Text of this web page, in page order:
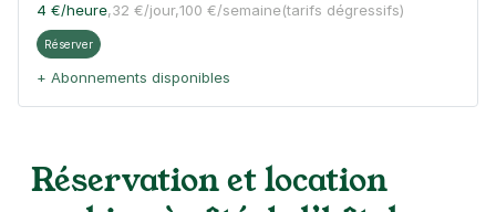
4 €/heure,32 €/jour,100 €/semaine(tarifs dégressifs)
Réserver
+ Abonnements disponibles
33 rue de la Roquette
75011 Paris
Réservation et location